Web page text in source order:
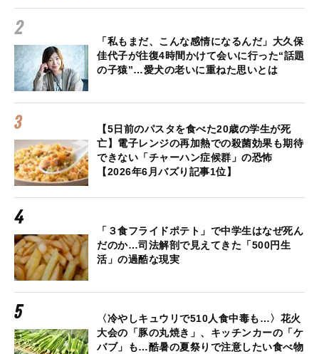
「私もまだ、こんな感情になるんだ」大久保
佳代子が往復4時間かけて会いに行った“話題
の子猿”…愛犬の老いに重ねた思いとは
【5日前のパスタを食べた20歳の学生が死
亡】電子レンジの再加熱での殺菌効果も期待
できない「チャーハン症候群」の恐怖
【2026年6月バズり記事1位】
「３食フライドポテト」で中学生はなぜ死ん
だのか…司法解剖で見えてきた「500円生
活」の過酷な現実
〈冷やしキュウリで510人食中毒も…〉花火
大会の「豚の丸焼き」、キッチンカーの「ケ
バブ」も…酷暑の夏祭りで注意したい食べ物